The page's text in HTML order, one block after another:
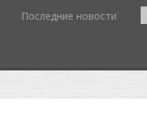
Последние новости